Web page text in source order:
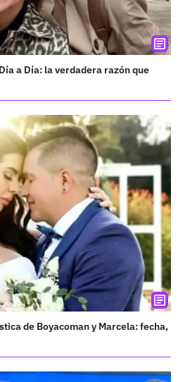
a Día: la verdadera razón que
de Boyacoman y Marcela: fecha,